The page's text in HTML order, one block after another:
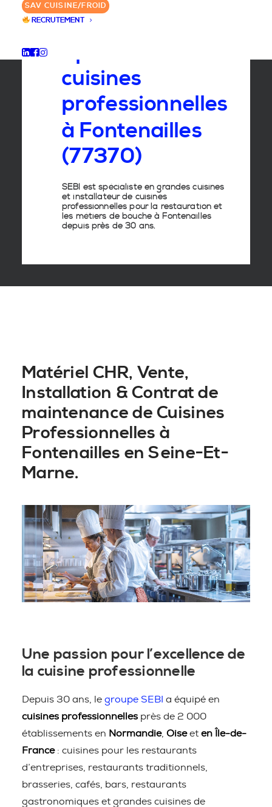
SAV CUISINE/FROID
RECRUTEMENTGROUPE SEBI
Spécialiste
cuisines
professionnelles
à Fontenailles
(77370)
SEBI est spécialiste en grandes cuisines
et installateur de cuisines
professionnelles pour la restauration et
les métiers de bouche à Fontenailles
depuis près de 30 ans.
Matériel CHR, Vente,
Installation & Contrat de
maintenance de Cuisines
Professionnelles à
Fontenailles en Seine-Et-
Marne.
Une passion pour l’excellence de
la cuisine professionnelle
Depuis 30 ans, le groupe SEBI a équipé en
cuisines professionnelles près de 2 000
établissements en Normandie, Oiseet en Île-de-
France: cuisines pour les restaurants
d’entreprises, restaurants traditionnels,
brasseries, cafés, bars, restaurants
gastronomiques et grandes cuisines de